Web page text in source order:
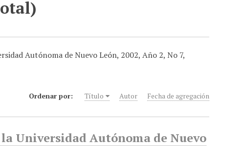
Autónoma de Nuevo León, 2002, Año 2, No 7,
Ordenar por: Título Autor Fecha de agregación
Universidad Autónoma de Nuevo